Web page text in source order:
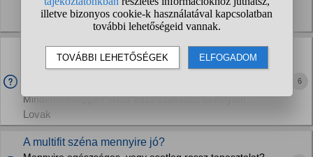
használni easylife profitot, napi...
Halak, akvarisztika
Lovas edző, szakedző OKJ képzés?
Jelenleg Bábolnára járok a lovasiskolába,idén végzek és
Mindenféleképpen lovas edző\szakedző tanfolyam...
Lovak
6
A multifit széna mennyire jó?